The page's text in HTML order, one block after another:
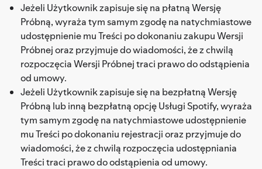
Jeżeli Użytkownik zapisuje się na płatną Wersję
Próbną, wyraża tym samym zgodę na natychmiastowe
udostępnienie mu Treści po dokonaniu zakupu Wersji
Próbnej oraz przyjmuje do wiadomości, że z chwilą
rozpoczęcia Wersji Próbnej traci prawo do odstąpienia
od umowy.
Jeżeli Użytkownik zapisuje się na bezpłatną Wersję
Próbną lub inną bezpłatną opcję Usługi Spotify, wyraża
tym samym zgodę na natychmiastowe udostępnienie
mu Treści po dokonaniu rejestracji oraz przyjmuje do
wiadomości, że z chwilą rozpoczęcia udostępniania
Treści traci prawo do odstąpienia od umowy.